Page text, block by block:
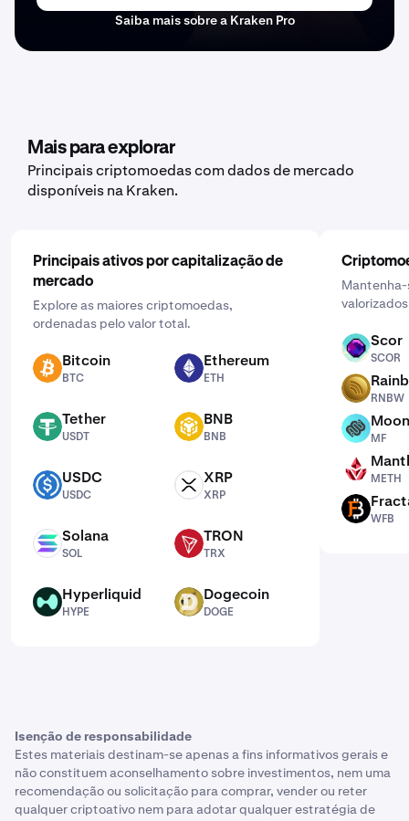
Saiba mais sobre a Kraken Pro
Mais para explorar
Principais criptomoedas com dados de mercado
disponíveis na Kraken.
Principais ativos por capitalização de
mercado
Explore as maiores criptomoedas,
ordenadas pelo valor total.
BTC Bitcoin
BTC
ETH Ethereum
ETH
USDT Tether
USDT
BNB BNB
BNB
USDC USDC
USDC
XRP XRP
XRP
SOL Solana
SOL
TRX TRON
TRX
HYPE Hyperliquid
HYPE
DOGE Dogecoin
DOGE
SCOR Scor
SCOR
RNBW
RNBW
MF
MF
METH
METH
WFB
WFB
Isenção de responsabilidade
Estes materiais destinam-se apenas a fins informativos gerais e
não constituem aconselhamento sobre investimentos, nem uma
recomendação ou solicitação para comprar, vender ou reter
qualquer criptoativo nem para adotar qualquer estratégia de